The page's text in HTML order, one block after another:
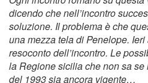
dicendo che nell’incontro
soluzione. Il problema è che
una mezza tela di Penelope.
resoconto dell’incontro. Le
la Regione sicilia che non sa
del 1993 sia ancora vigente…